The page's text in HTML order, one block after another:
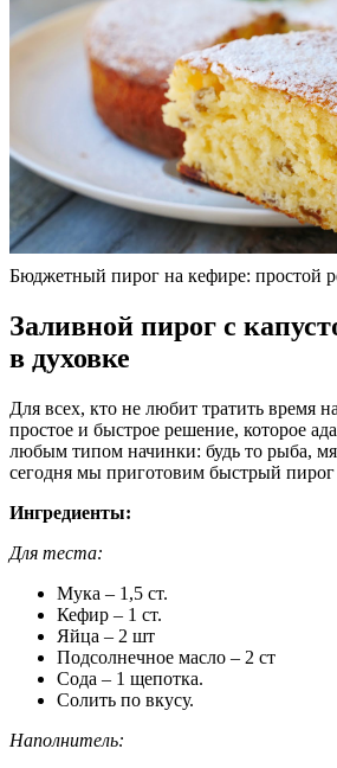
Бюджетный пирог на кефире: простой
Заливной пирог с
в духовке
Для всех, кто не любит тратить время
простое и быстрое решение, которое
любым типом начинки: будь то рыба,
сегодня мы приготовим быстрый пирог
Ингредиенты:
Для теста:
Мука – 1,5 ст.
Кефир – 1 ст.
Яйца – 2 шт
Подсолнечное масло – 2 ст
Сода – 1 щепотка.
Солить по вкусу.
Наполнитель: